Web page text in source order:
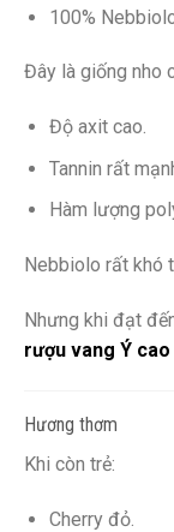
100%
Đây là giống nho
Độ axit cao.
Tannin rất
Hàm lượng
Nebbiolo rất khó
Nhưng khi đạt
rượu vang Ý
Hương thơm
Khi còn trẻ:
Cherry đỏ.